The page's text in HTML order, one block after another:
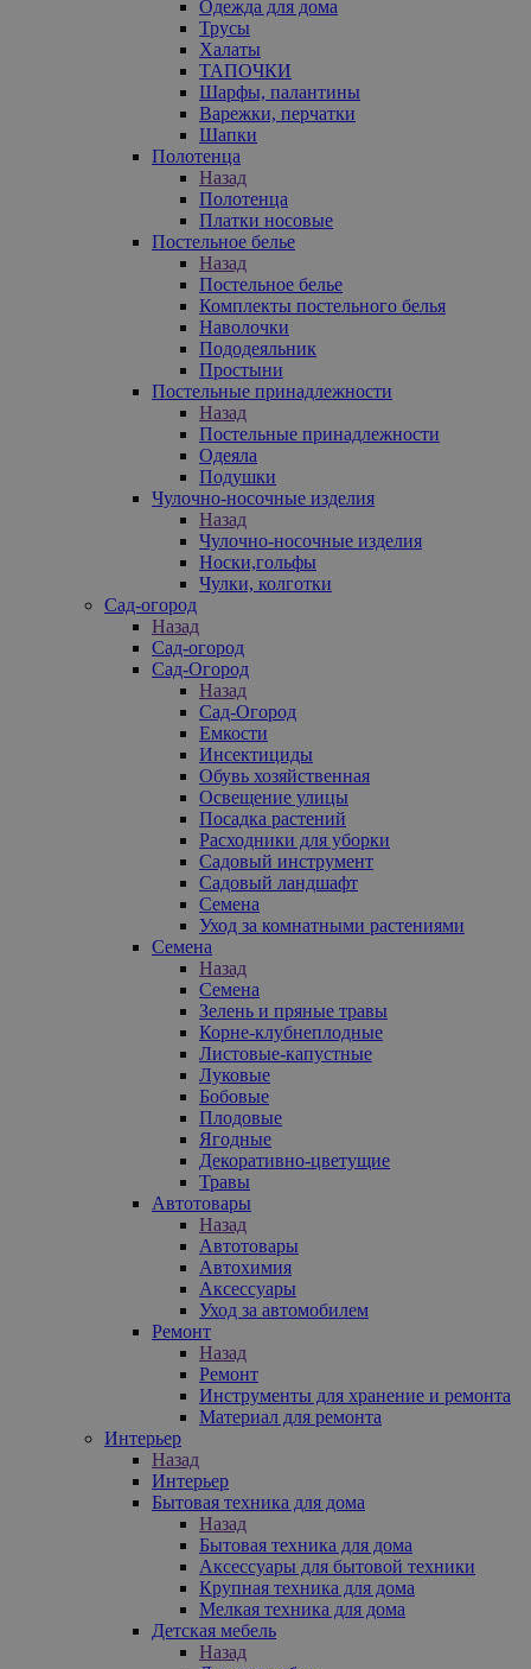
Одежда для дома
Трусы
Халаты
ТАПОЧКИ
Шарфы, палантины
Варежки, перчатки
Шапки
Полотенца
Назад
Полотенца
Платки носовые
Постельное белье
Назад
Постельное белье
Комплекты постельного белья
Наволочки
Пододеяльник
Простыни
Постельные принадлежности
Назад
Постельные принадлежности
Одеяла
Подушки
Чулочно-носочные изделия
Назад
Чулочно-носочные изделия
Носки,гольфы
Чулки, колготки
Сад-огород
Назад
Сад-огород
Сад-Огород
Назад
Сад-Огород
Емкости
Инсектициды
Обувь хозяйственная
Освещение улицы
Посадка растений
Расходники для уборки
Садовый инструмент
Садовый ландшафт
Семена
Уход за комнатными растениями
Семена
Назад
Семена
Зелень и пряные травы
Корне-клубнеплодные
Листовые-капустные
Луковые
Бобовые
Плодовые
Ягодные
Декоративно-цветущие
Травы
Автотовары
Назад
Автотовары
Автохимия
Аксессуары
Уход за автомобилем
Ремонт
Назад
Ремонт
Инструменты для хранение и ремонта
Материал для ремонта
Интерьер
Назад
Интерьер
Бытовая техника для дома
Назад
Бытовая техника для дома
Аксессуары для бытовой техники
Крупная техника для дома
Мелкая техника для дома
Детская мебель
Назад